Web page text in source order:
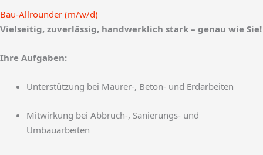
Bau-Allrounder (m/w/d)​
Vielseitig, zuverlässig, handwerklich stark – genau wie Sie!
Ihre Aufgaben:
Unterstützung bei Maurer-, Beton- und Erdarbeiten
Mitwirkung bei Abbruch-, Sanierungs- und
Umbauarbeiten